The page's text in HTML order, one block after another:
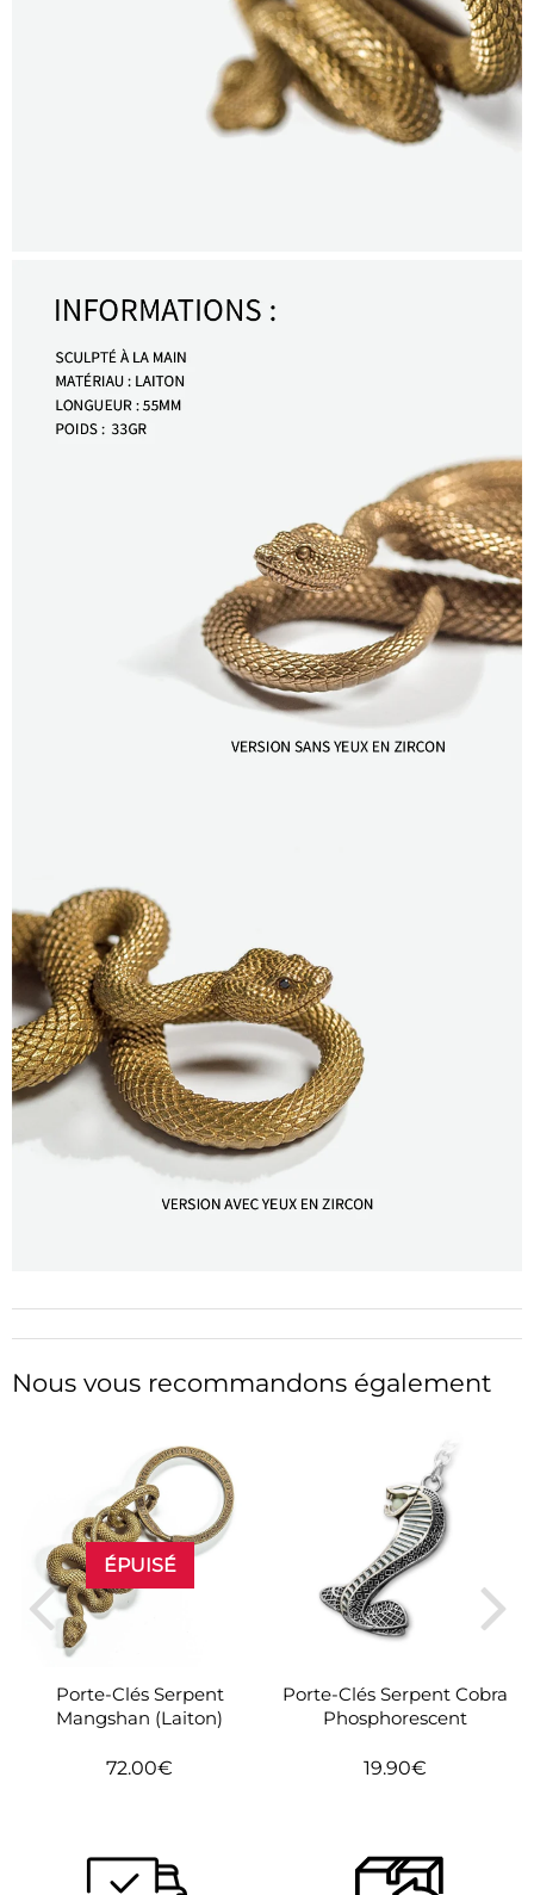
Nous vous recommandons également
ÉPUISÉ
Porte-Clés Serpent
Mangshan (Laiton)
Prix
72.00€
Porte-Clés Serpent Cobra
Phosphorescent
Prix
19.90€